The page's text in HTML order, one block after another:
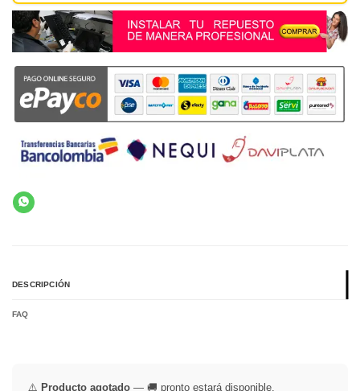
DESCRIPCIÓN
FAQ
⚠️ Producto agotado — 🚚 pronto estará disponible.